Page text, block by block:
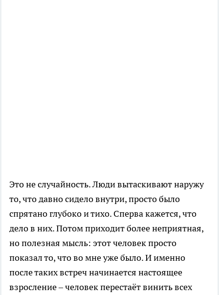
Это не случайность. Люди вытаскивают наружу
то, что давно сидело внутри, просто было
спрятано глубоко и тихо. Сперва кажется, что
дело в них. Потом приходит более неприятная,
но полезная мысль: этот человек просто
показал то, что во мне уже было. И именно
после таких встреч начинается настоящее
взросление – человек перестаёт винить всех